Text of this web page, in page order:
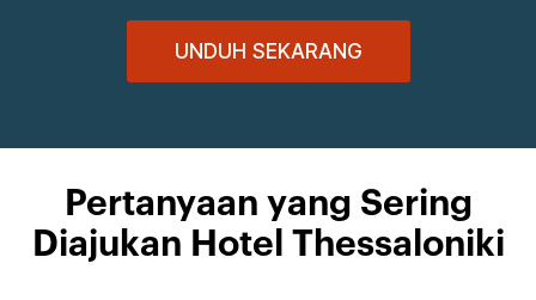
UNDUH SEKARANG
Pertanyaan yang Sering
Diajukan Hotel Thessaloniki